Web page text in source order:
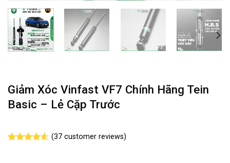
Giảm Xóc Vinfast VF7 Chính Hãng Tein
Basic – Lẻ Cặp Trước
(37customer reviews)